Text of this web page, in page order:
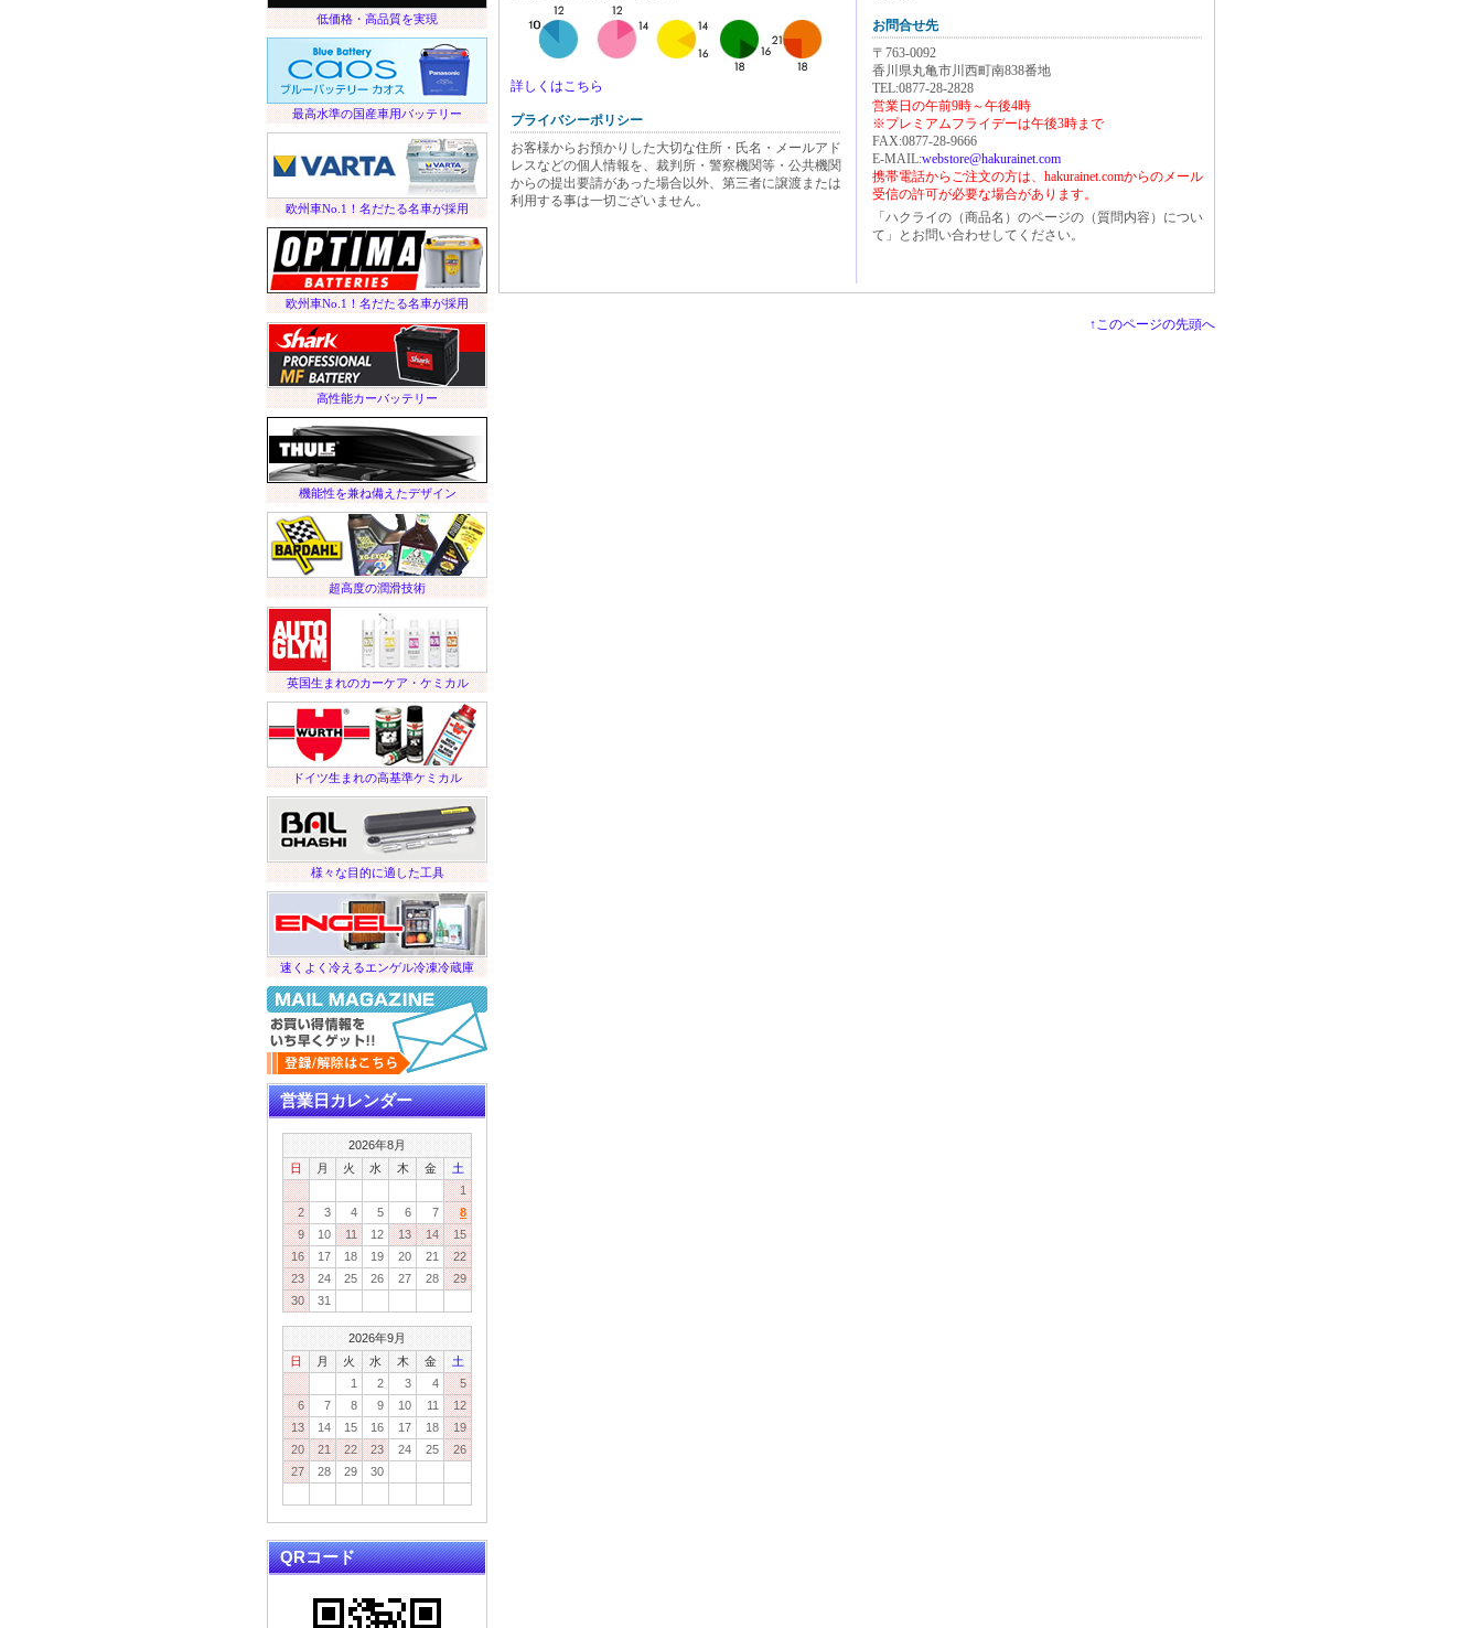
低価格・高品質を実現
最高水準の国産車用バッテリー
欧州車No.1！名だたる名車が採用
欧州車No.1！名だたる名車が採用
高性能カーバッテリー
機能性を兼ね備えたデザイン
超高度の潤滑技術
英国生まれのカーケア・ケミカル
ドイツ生まれの高基準ケミカル
様々な目的に適した工具
速くよく冷えるエンゲル冷凍冷蔵庫
営業日カレンダー
2026年8月
日
月 火 水 木 金
土
1
2
3 4 5 6 7
8
9
10 11 12 13 14
15
16
17 18 19 20 21
22
23
24 25 26 27 28
29
30
31
2026年9月
日
月 火 水 木 金
土
1
2 3 4
5
6
7 8 9 10 11
12
13
14 15 16 17 18
19
20
21 22 23 24 25
26
27
28 29 30
QRコード
詳しくはこちら
プライバシーポリシー
お客様からお預かりした大切な住所・氏名・メールアド
レスなどの個人情報を、裁判所・警察機関等・公共機関
からの提出要請があった場合以外、第三者に譲渡または
利用する事は一切ございません。
お問合せ先
〒763-0092
香川県丸亀市川西町南838番地
TEL:0877-28-2828
営業日の午前9時～午後4時
※プレミアムフライデーは午後3時まで
FAX:0877-28-9666
E-MAIL:webstore@hakurainet.com
携帯電話からご注文の方は、hakurainet.comからのメール
受信の許可が必要な場合があります。
「ハクライの（商品名）のページの（質問内容）につい
て」とお問い合わせしてください。
↑このページの先頭へ